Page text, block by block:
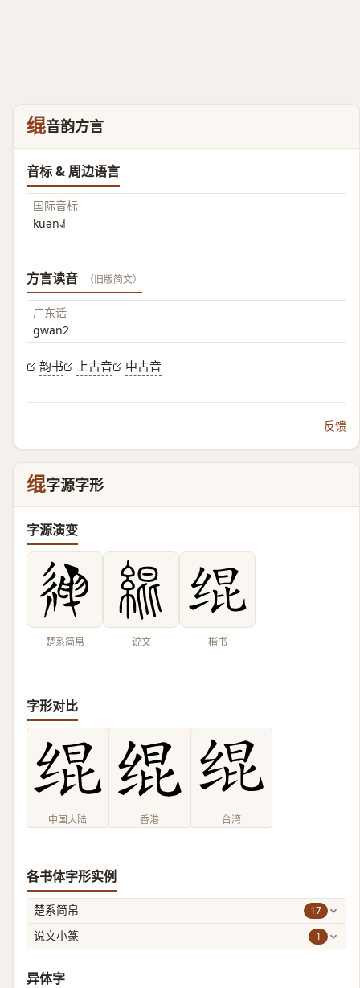
绲音韵方言
音标 & 周边语言
国际音标
kuən˨˩˦
方言读音 （旧版简文）
广东话
gwan2
韵书 上古音 中古音
反馈
绲字源字形
字源演变
楚系简帛 说文 楷书
字形对比
中国大陆 香港 台湾
各书体字形实例
楚系简帛 17
说文小篆 1
异体字